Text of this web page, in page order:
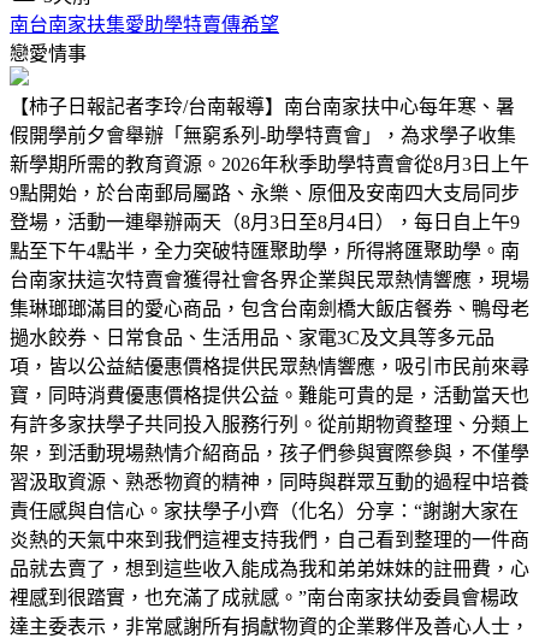
南台南家扶集愛助學特賣傳希望
戀愛情事
【柿子日報記者李玲/台南報導】南台南家扶中心每年寒、暑
假開學前夕會舉辦「無窮系列-助學特賣會」，為求學子收集
新學期所需的教育資源。2026年秋季助學特賣會從8月3日上午
9點開始，於台南郵局屬路、永樂、原佃及安南四大支局同步
登場，活動一連舉辦兩天（8月3日至8月4日），每日自上午9
點至下午4點半，全力突破特匯聚助學，所得將匯聚助學。南
台南家扶這次特賣會獲得社會各界企業與民眾熱情響應，現場
集琳瑯瑯滿目的愛心商品，包含台南劍橋大飯店餐券、鴨母老
撾水餃券、日常食品、生活用品、家電3C及文具等多元品
項，皆以公益結優惠價格提供民眾熱情響應，吸引市民前來尋
寶，同時消費優惠價格提供公益。難能可貴的是，活動當天也
有許多家扶學子共同投入服務行列。從前期物資整理、分類上
架，到活動現場熱情介紹商品，孩子們參與實際參與，不僅學
習汲取資源、熟悉物資的精神，同時與群眾互動的過程中培養
責任感與自信心。家扶學子小齊（化名）分享：“謝謝大家在
炎熱的天氣中來到我們這裡支持我們，自己看到整理的一件商
品就去賣了，想到這些收入能成為我和弟弟妹妹的註冊費，心
裡感到很踏實，也充滿了成就感。”南台南家扶幼委員會楊政
達主委表示，非常感謝所有捐獻物資的企業夥伴及善心人士，